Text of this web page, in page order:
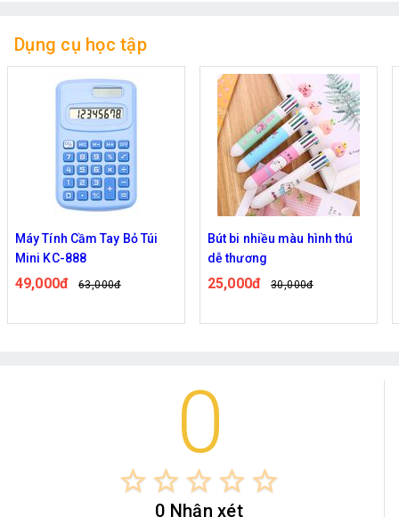
Dụng cụ học tập
Máy Tính Cầm Tay Bỏ Túi
Mini KC-888
49,000đ 63,000đ
Bút bi nhiều màu hình thú
dễ thương
25,000đ 30,000đ
0
star_border star_border star_border star_border star_border
0 Nhận xét